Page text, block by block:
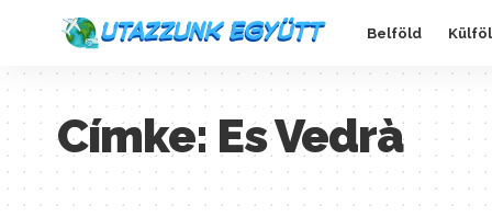
Belföld
Címke: Es Vedrà